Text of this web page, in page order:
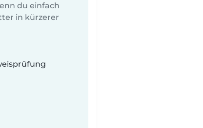
du einfach
in kürzerer